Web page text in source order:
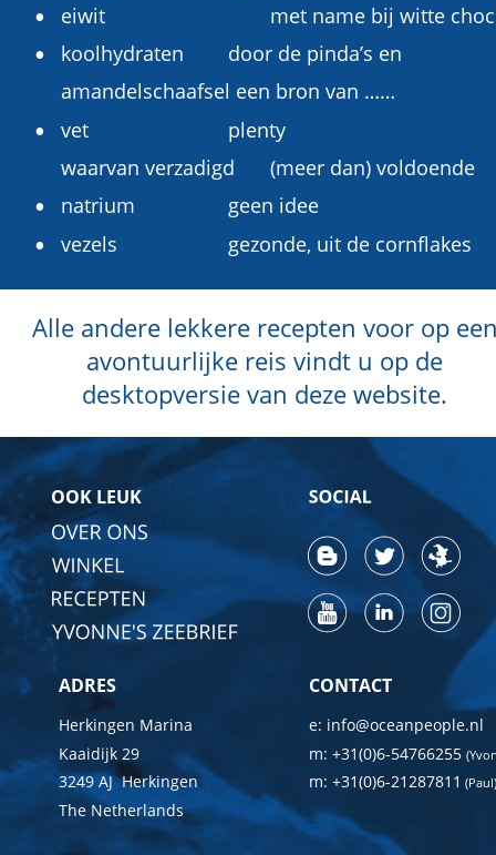
OOK LEUK
ADRES
Herkingen Marina
Kaaidijk 29
3249 AJ  Herkingen
The Netherlands
CONTACT
e: info@oceanpeople.nl
m: +31(0)6-54766255
m: +31(0)6-21287811 (Paul)
• eiwit met name bij witte
• koolhydraten
door de pinda’s en
amandelschaafsel een bron van ……
• vet
plenty
waarvan verzadigd
(meer dan) voldoende
• natrium geen idee
• vezels gezonde, uit de cornflakes
Alle andere lekkere recepten voor op
avontuurlijke reis vindt u op de
desktopversie van deze website.